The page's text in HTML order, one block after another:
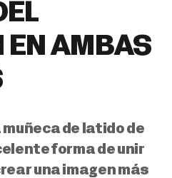
EN AMBAS
de latido de
forma de unir
una imagen más